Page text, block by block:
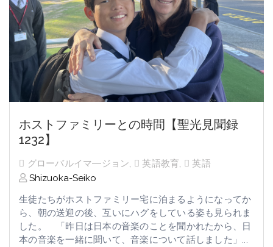
ホストファミリーとの時間【聖光見聞録
1232】
グローバルイマ―ジョン, 英語教育,
英語
Shizuoka-Seiko
生徒たちがホストファミリー宅に泊まるようになってか
ら、朝の送迎の後、互いにハグをしている姿も見られま
した。 「昨日は日本の音楽のことを聞かれたから、日
本の音楽を一緒に聞いて、音楽について話しました」...